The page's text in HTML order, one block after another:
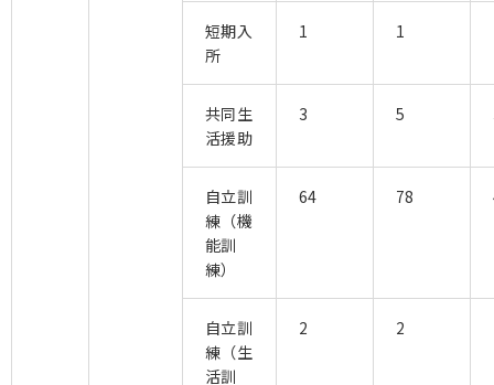
短期入
所
1 1
共同生
活援助
3 5
自立訓
練（機
能訓
練）
64 78
自立訓
練（生
活訓
2 2